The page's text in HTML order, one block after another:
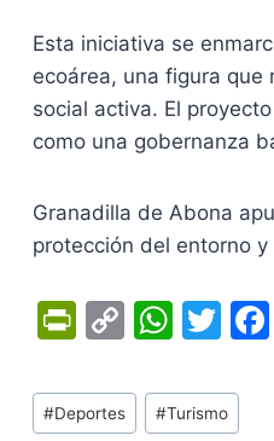
Esta iniciativa se
ecoárea, una figura que
social activa. El
como una gobernanza
Granadilla de Abona
protección del entorno
Pr
tF
C
p
W
at
T
itt
Tags
de
#Deportes #Turismo